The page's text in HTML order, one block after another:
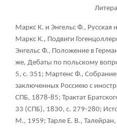
Маркс К. и Энгельс Ф., Русская
Маркс К., Подвиги
Энгельс Ф., Положение в
же, Дебаты по польскому
5, с. 351; Мартенс Ф., Собрание
заключенных Россиею с
СПБ, 1878-85; Трактат
33 (СПБ), 1830, с. 279-280;
М., 1959; Тарле Е. В.,